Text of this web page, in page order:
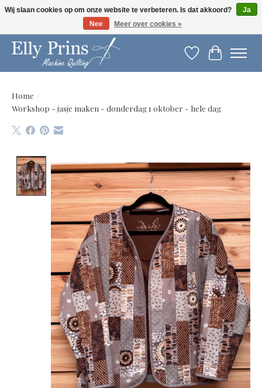
Let op: gewijzigde openingstijden!
Verlanglijst
Home /
Workshop - jasje maken - donderdag 1 oktober - hele dag
Product image slideshow Items
Wij slaan cookies op om onze website te verbeteren. Is dat akkoord?
Ja
Nee
Meer over cookies »